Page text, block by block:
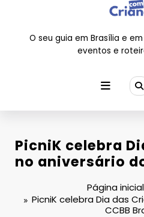
O seu guia em Brasília e
eventos e
PicniK celebra
no aniversário
Página inicial
PicniK celebra Dia das
CCBB